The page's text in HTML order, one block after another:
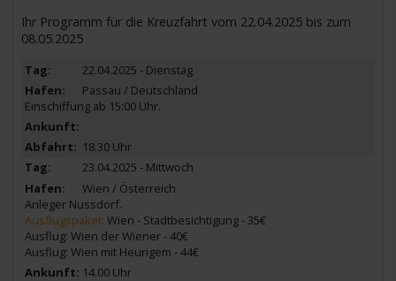
Ihr Programm für die Kreuzfahrt vom 22.04.2025 bis zum
08.05.2025
22.04.2025 - Dienstag
Passau / Deutschland
Einschiffung ab 15:00 Uhr.
18.30 Uhr
23.04.2025 - Mittwoch
Wien / Österreich
Anleger Nussdorf.
Ausflugspaket: Wien - Stadtbesichtigung - 35€
Ausflug: Wien der Wiener - 40€
Ausflug: Wien mit Heurigem - 44€
14.00 Uhr